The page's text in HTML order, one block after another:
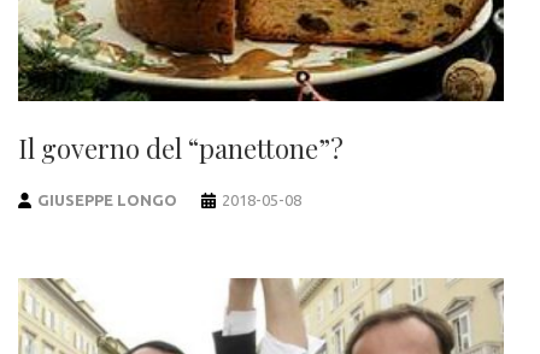
Il governo del “panettone”?
GIUSEPPE LONGO 2018-05-08